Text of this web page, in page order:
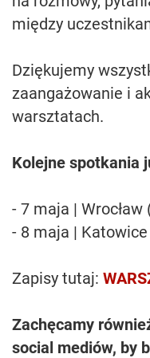
między
Dziękujemy
zaangażowanie i
warsztatach.
Kolejne spotkania
- 7 maja |
- 8 maja |
Zapisy tutaj:
Zachęcamy
social mediów, by